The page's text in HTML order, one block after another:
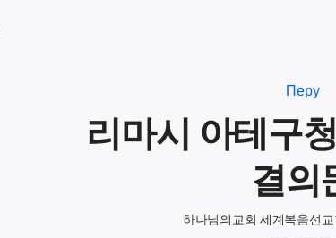
Перу
리마시 아테구
결의
하나님의교회 세계복음선교